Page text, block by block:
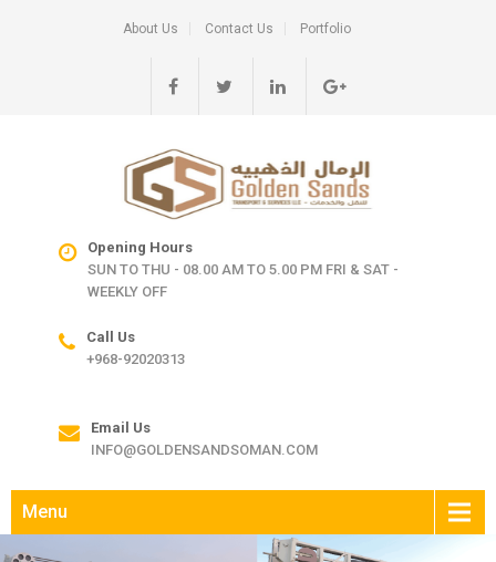
About Us Contact Us Portfolio
Opening Hours
SUN TO THU - 08.00 AM TO 5.00 PM FRI & SAT -
WEEKLY OFF
Call Us
+968-92020313
Email Us
INFO@GOLDENSANDSOMAN.COM
Menu